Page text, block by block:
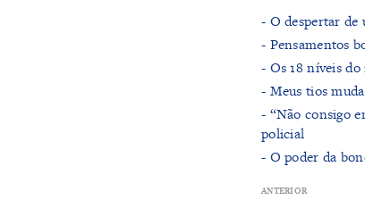
- O despertar
- Pensamentos
- ​Os 18 níveis
- ​Meus tios
- “Não consigo
policial
- ​O poder da
ANTERIOR